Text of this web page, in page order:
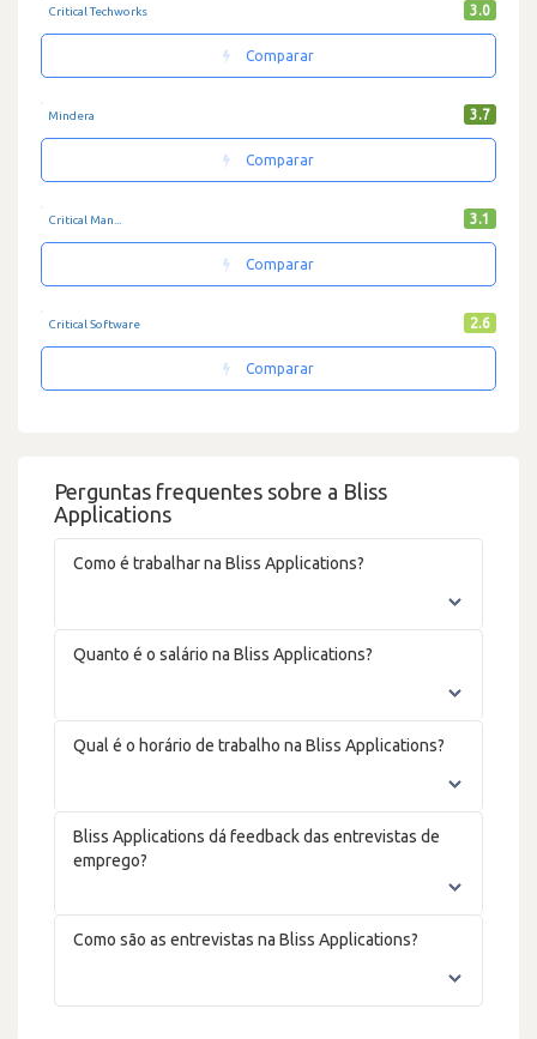
Perguntas frequentes sobre a Bliss
Applications
Como é trabalhar na Bliss Applications?
Quanto é o salário na Bliss Applications?
Qual é o horário de trabalho na Bliss Applications?
Bliss Applications dá feedback das entrevistas de
emprego?
Como são as entrevistas na Bliss Applications?
Critical Techworks 3.0
Comparar
Mindera 3.7
Comparar
Critical Man... 3.1
Comparar
Critical Software 2.6
Comparar